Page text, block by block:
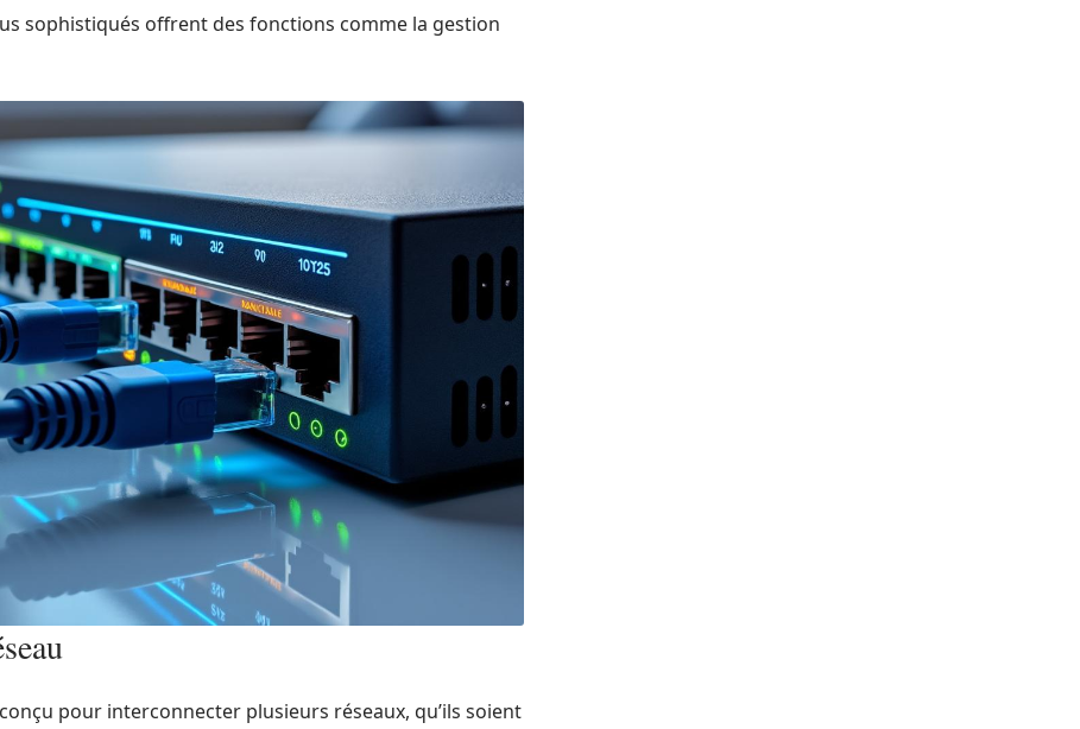
sophistiqués offrent des fonctions comme la gestion
pour interconnecter plusieurs réseaux, qu’ils soient